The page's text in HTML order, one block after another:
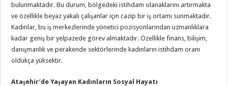
bulunmaktadır. Bu durum, bölgedeki istihdam olanaklarını artırmakta
ve özellikle beyaz yakalı çalışanlar için cazip bir iş ortamı sunmaktadır.
Kadınlar, bu iş merkezlerinde yönetici pozisyonlarından uzmanlıklara
kadar geniş bir yelpazede görev almaktadır. Özellikle finans, bilişim,
danışmanlık ve perakende sektörlerinde kadınların istihdam oranı
oldukça yüksektir.
Ataşehir’de Yaşayan Kadınların Sosyal Hayatı